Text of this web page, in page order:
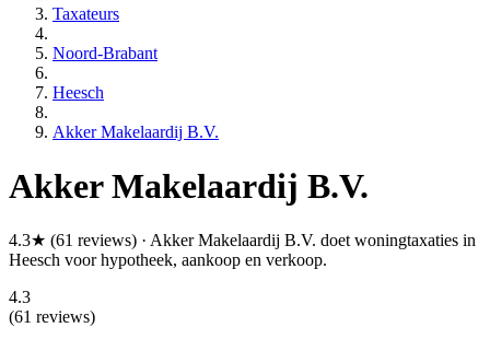
Taxateurs
Noord-Brabant
Heesch
Akker Makelaardij B.V.
Akker Makelaardij B.V.
4.3★ (61 reviews) · Akker Makelaardij B.V. doet woningtaxaties in
Heesch voor hypotheek, aankoop en verkoop.
4.3
(61 reviews)